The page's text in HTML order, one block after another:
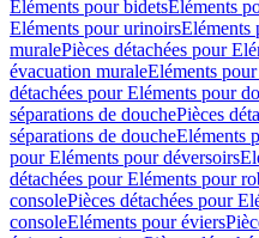
Eléments pour bidetsEléments
Eléments pour urinoirsEléments
muralePièces détachées pour
évacuation muraleEléments
détachées pour Eléments pour
séparations de douchePièces
séparations de doucheEléments
pour Eléments pour déversoirs
détachées pour Eléments pour
consolePièces détachées pour
consoleEléments pour éviers